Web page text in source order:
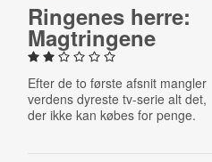
Ringenes herre:
Mag­trin­ge­ne
Efter de to første afsnit mangler
verdens dyreste tv-serie alt det,
der ikke kan købes for penge.